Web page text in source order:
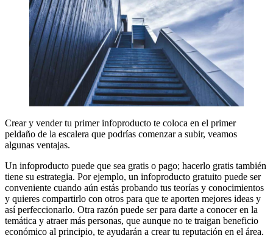
Crear y vender tu primer infoproducto te coloca en el primer
peldaño de la escalera que podrías comenzar a subir, veamos
algunas ventajas.
Un infoproducto puede que sea gratis o pago; hacerlo gratis también
tiene su estrategia. Por ejemplo, un infoproducto gratuito puede ser
conveniente cuando aún estás probando tus teorías y conocimientos
y quieres compartirlo con otros para que te aporten mejores ideas y
así perfeccionarlo. Otra razón puede ser para darte a conocer en la
temática y atraer más personas, que aunque no te traigan beneficio
económico al principio, te ayudarán a crear tu reputación en el área.